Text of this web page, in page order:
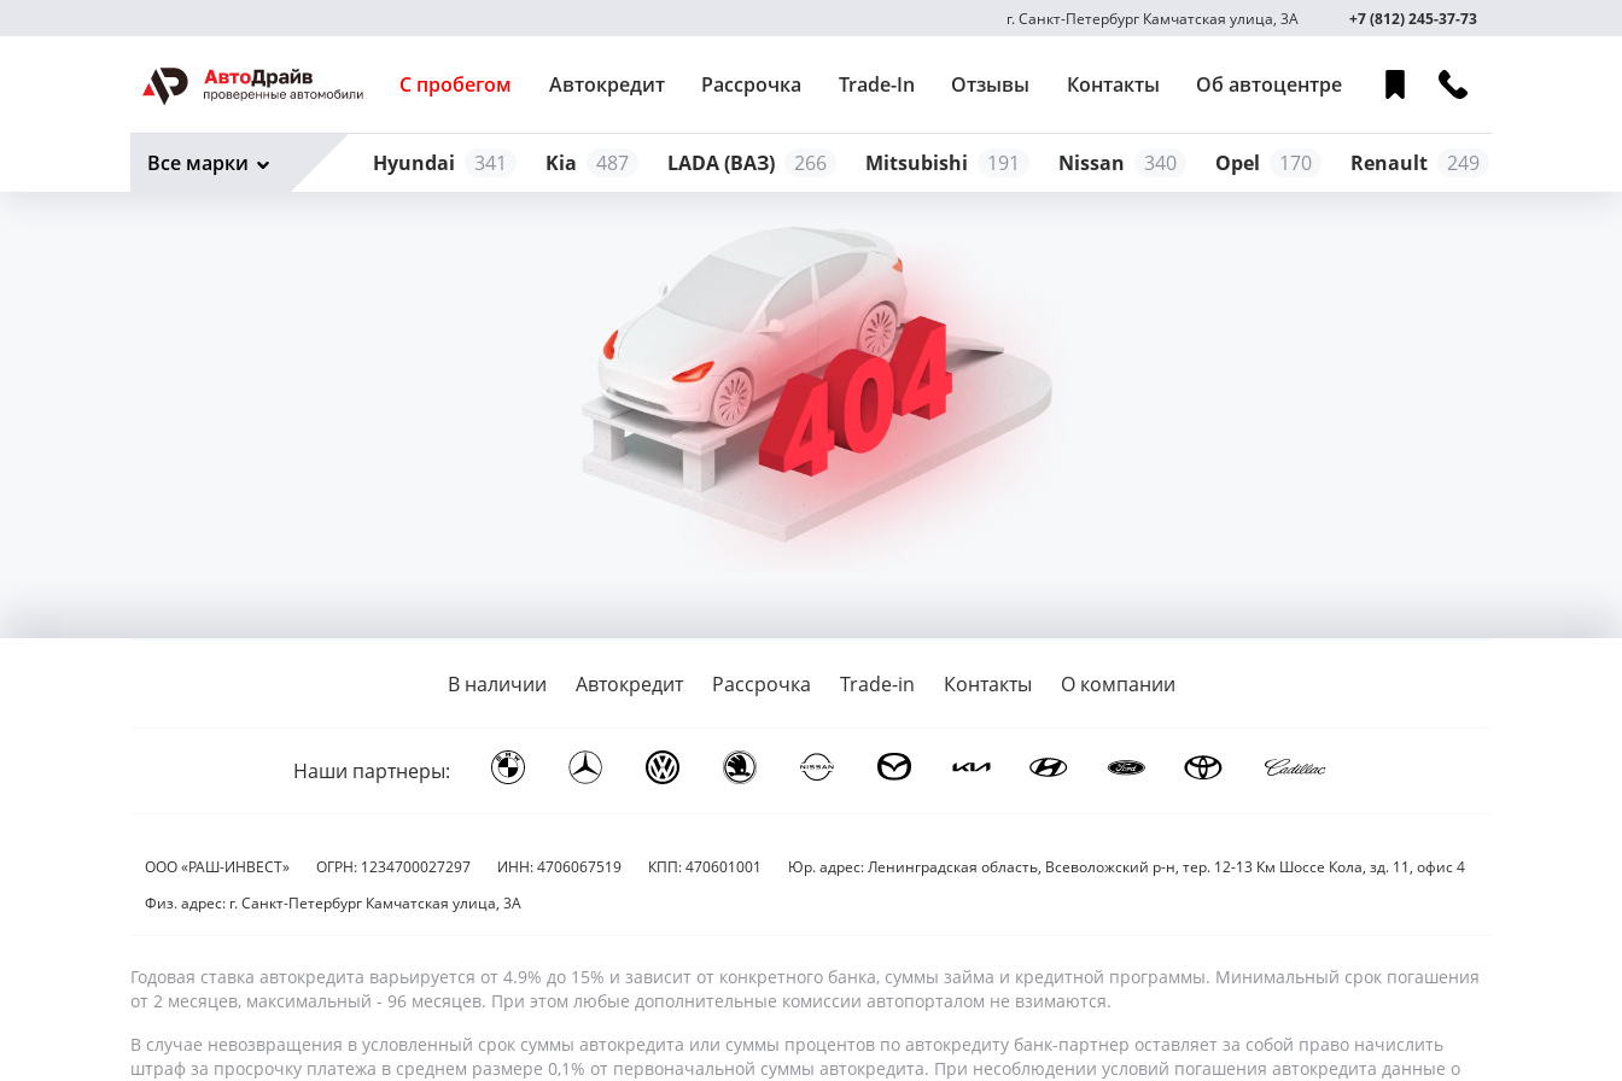
г. Санкт-Петербург Камчатская улица, 3А +7 (812) 245-37-73
С пробегом Автокредит Рассрочка Trade-In Отзывы Контакты Об автоцентре
Hyundai 341 Kia 487 LADA (ВАЗ) 266 Mitsubishi 191 Nissan 340 Opel 170 Renault 249
Все марки
В наличии Автокредит Рассрочка Trade-in Контакты О компании
Наши партнеры:
ООО «РАШ-ИНВЕСТ» ОГРН: 1234700027297 ИНН: 4706067519 КПП: 470601001
Юр. адрес: Ленинградская область, Всеволожский р-н, тер. 12-13 Км Шоссе Кола, зд. 11, офис 4
Физ. адрес: г. Санкт-Петербург Камчатская улица, 3А
Годовая ставка автокредита варьируется от 4.9% до 15% и зависит от конкретного банка, суммы займа и кредитной программы. Минимальный срок погашения
от 2 месяцев, максимальный - 96 месяцев. При этом любые дополнительные комиссии автопорталом не взимаются.
В случае невозвращения в условленный срок суммы автокредита или суммы процентов по автокредиту банк-партнер оставляет за собой право начислить
штраф за просрочку платежа в среднем размере 0,1% от первоначальной суммы автокредита. При несоблюдении условий погашения автокредита данные о